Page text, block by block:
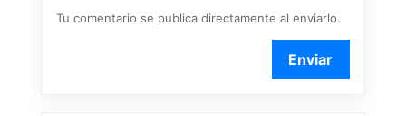
Tu comentario se publica directamente al enviarlo.
Enviar